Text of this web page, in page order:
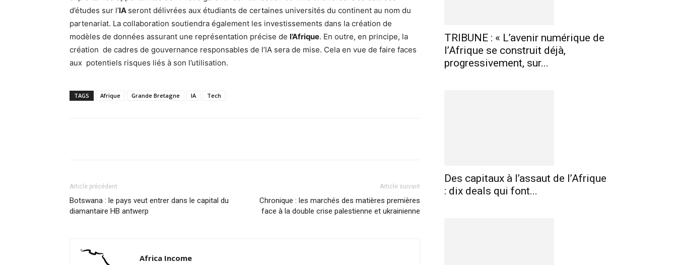
d’études sur l’IA seront délivrées aux étudiants de certaines universités du continent au nom du
partenariat. La collaboration soutiendra également les investissements dans la création de
modèles de données assurant une représentation précise de l’Afrique. En outre, en principe, la
création de cadres de gouvernance responsables de l’IA sera de mise. Cela en vue de faire faces
aux potentiels risques liés à son l’utilisation.
TAGS Afrique Grande Bretagne IA Tech
Article précédent
Botswana : le pays veut entrer dans le capital du
diamantaire HB antwerp
Article suivant
Chronique : les marchés des matières premières
face à la double crise palestienne et ukrainienne
Africa Income
TRIBUNE : « L’avenir numérique de
l’Afrique se construit déjà,
progressivement, sur...
Des capitaux à l’assaut de l’Afrique
: dix deals qui font...